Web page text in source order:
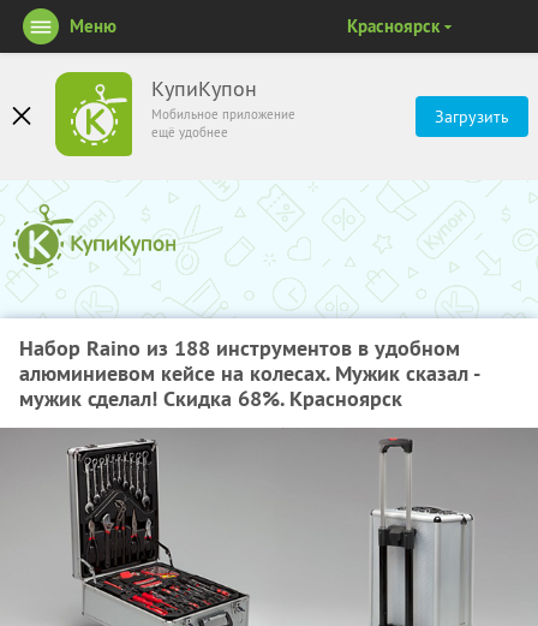
КупиКупон
Мобильное приложение
ещё удобнее
Загрузить
Меню Красноярск
Набор Raino из 188 инструментов в удобном
алюминиевом кейсе на колесах. Мужик сказал -
мужик сделал! Скидка 68%. Красноярск